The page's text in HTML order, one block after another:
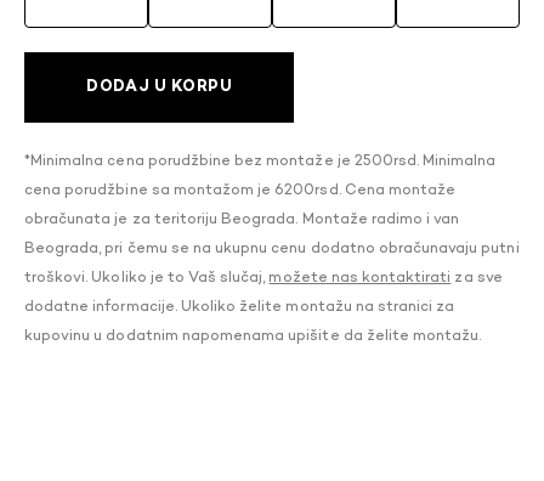
DODAJ U KORPU
*Minimalna cena porudžbine bez montaže je 2500rsd. Minimalna
cena porudžbine sa montažom je 6200rsd. Cena montaže
obračunata je za teritoriju Beograda. Montaže radimo i van
Beograda, pri čemu se na ukupnu cenu dodatno obračunavaju putni
troškovi. Ukoliko je to Vaš slučaj, možete nas kontaktirati za sve
dodatne informacije. Ukoliko želite montažu na stranici za
kupovinu u dodatnim napomenama upišite da želite montažu.